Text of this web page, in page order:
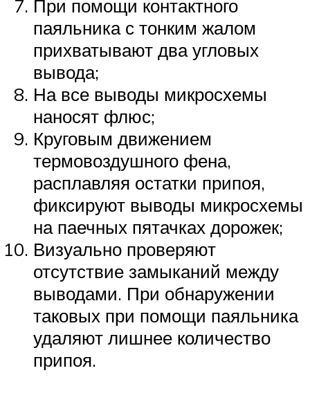
При помощи контактного
паяльника с тонким жалом
прихватывают два угловых
вывода;
На все выводы микросхемы
наносят флюс;
Круговым движением
термовоздушного фена,
расплавляя остатки припоя,
фиксируют выводы микросхемы
на паечных пятачках дорожек;
Визуально проверяют
отсутствие замыканий между
выводами. При обнаружении
таковых при помощи паяльника
удаляют лишнее количество
припоя.